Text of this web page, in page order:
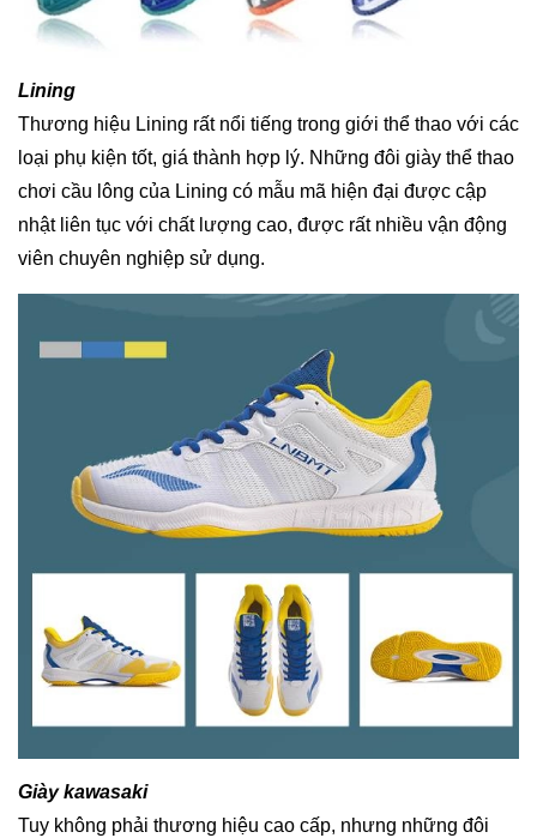
Lining
Thương hiệu Lining rất nổi tiếng trong giới thể thao với các
loại phụ kiện tốt, giá thành hợp lý. Những đôi giày thể thao
chơi cầu lông của Lining có mẫu mã hiện đại được cập
nhật liên tục với chất lượng cao, được rất nhiều vận động
viên chuyên nghiệp sử dụng.
Giày kawasaki
Tuy không phải thương hiệu cao cấp, nhưng những đôi